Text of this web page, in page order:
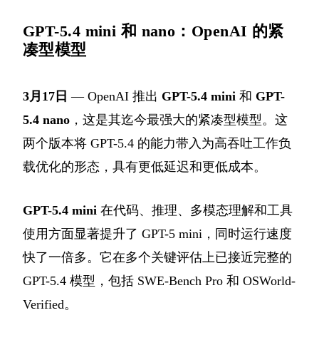
GPT-5.4 mini 和 nano：OpenAI 的紧
凑型模型
3月17日 — OpenAI 推出 GPT-5.4 mini 和 GPT-
5.4 nano ，这是其迄今最强大的紧凑型模型。这
两个版本将 GPT-5.4 的能力带入为高吞吐工作负
载优化的形态，具有更低延迟和更低成本。
GPT-5.4 mini 在代码、推理、多模态理解和工具
使用方面显著提升了 GPT-5 mini，同时运行速度
快了一倍多。它在多个关键评估上已接近完整的
GPT-5.4 模型，包括 SWE-Bench Pro 和 OSWorld-
Verified。